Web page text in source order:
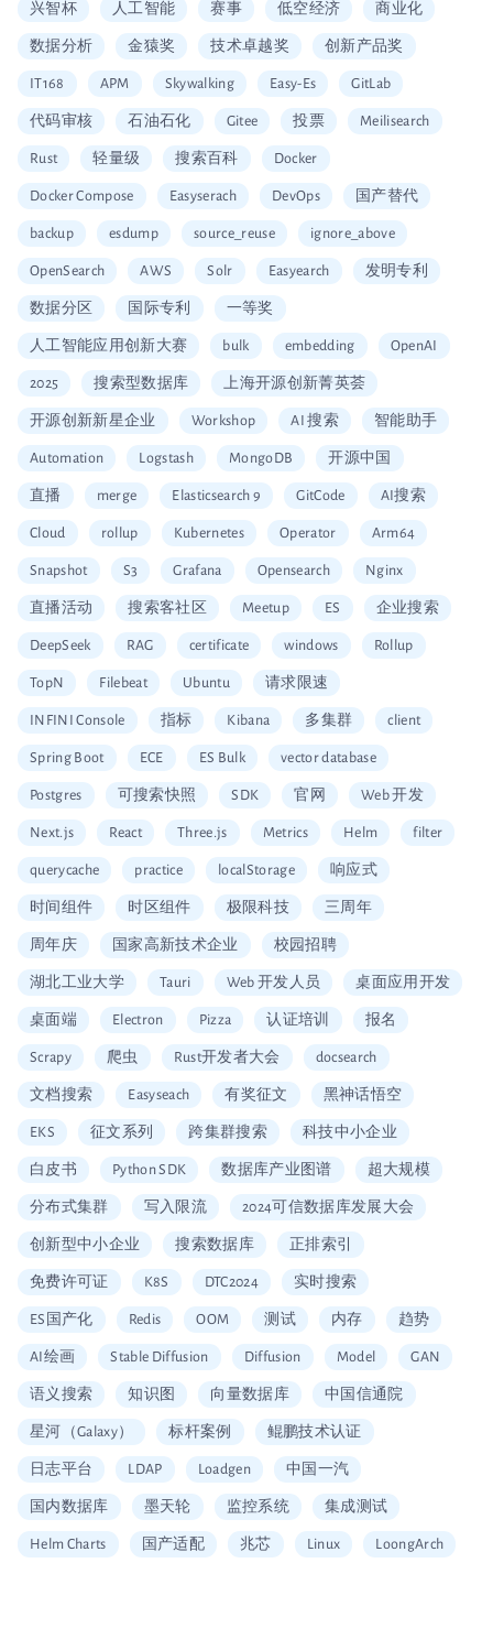
兴智杯 人工智能 赛事 低空经济 商业化
数据分析 金猿奖 技术卓越奖 创新产品奖
IT168 APM Skywalking Easy-Es GitLab
代码审核 石油石化 Gitee 投票 Meilisearch
Rust 轻量级 搜索百科 Docker
Docker Compose Easyserach DevOps 国产替代
backup esdump source_reuse ignore_above
OpenSearch AWS Solr Easyearch 发明专利
数据分区 国际专利 一等奖
人工智能应用创新大赛 bulk embedding OpenAI
2025 搜索型数据库 上海开源创新菁英荟
开源创新新星企业 Workshop AI 搜索 智能助手
Automation Logstash MongoDB 开源中国
直播 merge Elasticsearch 9 GitCode AI搜索
Cloud rollup Kubernetes Operator Arm64
Snapshot S3 Grafana Opensearch Nginx
直播活动 搜索客社区 Meetup ES 企业搜索
DeepSeek RAG certificate windows Rollup
TopN Filebeat Ubuntu 请求限速
INFINI Console 指标 Kibana 多集群 client
Spring Boot ECE ES Bulk vector database
Postgres 可搜索快照 SDK 官网 Web 开发
Next.js React Three.js Metrics Helm filter
querycache practice localStorage 响应式
时间组件 时区组件 极限科技 三周年
周年庆 国家高新技术企业 校园招聘
湖北工业大学 Tauri Web 开发人员 桌面应用开发
桌面端 Electron Pizza 认证培训 报名
Scrapy 爬虫 Rust开发者大会 docsearch
文档搜索 Easyseach 有奖征文 黑神话悟空
EKS 征文系列 跨集群搜索 科技中小企业
白皮书 Python SDK 数据库产业图谱 超大规模
分布式集群 写入限流 2024可信数据库发展大会
创新型中小企业 搜索数据库 正排索引
免费许可证 K8S DTC2024 实时搜索
ES国产化 Redis OOM 测试 内存 趋势
AI绘画 Stable Diffusion Diffusion Model GAN
语义搜索 知识图 向量数据库 中国信通院
星河（Galaxy） 标杆案例 鲲鹏技术认证
日志平台 LDAP Loadgen 中国一汽
国内数据库 墨天轮 监控系统 集成测试
Helm Charts 国产适配 兆芯 Linux LoongArch